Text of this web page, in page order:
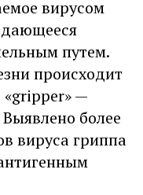
вирусом
путем.
происходит
«gripper» —
более
вируса гриппа